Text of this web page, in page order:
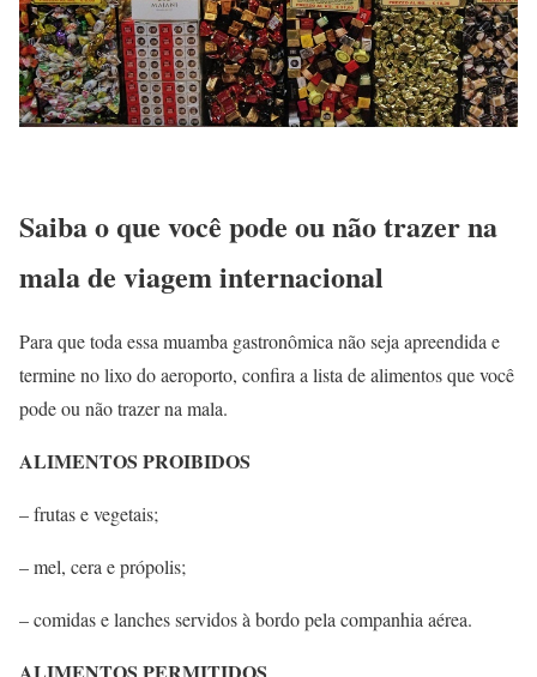
Saiba o que você pode ou não trazer na
mala de viagem internacional
Para que toda essa muamba gastronômica não seja apreendida e
termine no lixo do aeroporto, confira a lista de alimentos que você
pode ou não trazer na mala.
ALIMENTOS PROIBIDOS
– frutas e vegetais;
– mel, cera e própolis;
– comidas e lanches servidos à bordo pela companhia aérea.